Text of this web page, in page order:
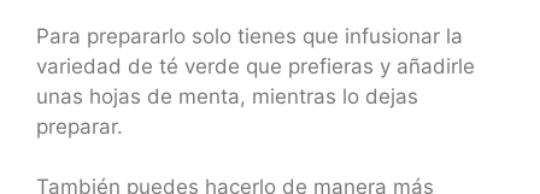
Para prepararlo solo tienes que infusionar la
variedad de té verde que prefieras y añadirle
unas hojas de menta, mientras lo dejas
preparar.
También puedes hacerlo de manera más